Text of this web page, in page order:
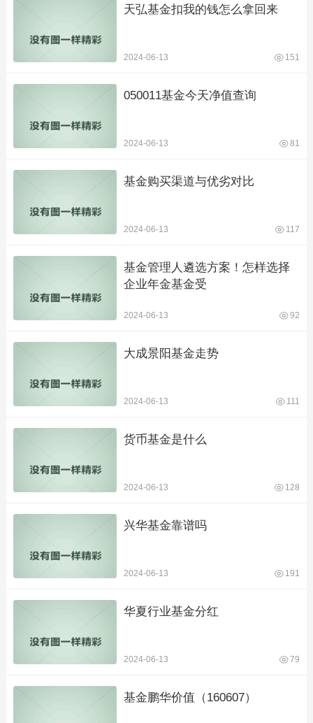
天弘基金扣我的钱怎么拿回来
2024-06-13 151
050011基金今天净值查询
2024-06-13 81
基金购买渠道与优劣对比
2024-06-13 117
基金管理人遴选方案！怎样选择
企业年金基金受
2024-06-13 92
大成景阳基金走势
2024-06-13 111
货币基金是什么
2024-06-13 128
兴华基金靠谱吗
2024-06-13 191
华夏行业基金分红
2024-06-13 79
基金鹏华价值（160607）